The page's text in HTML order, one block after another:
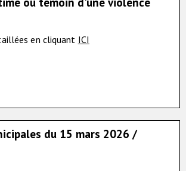
en cliquant ICI
du 15 mars 2026 /